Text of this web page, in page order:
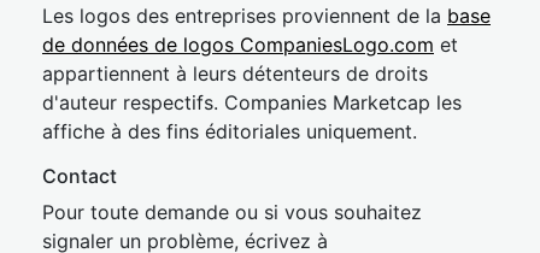
Les logos des entreprises proviennent de la base
de données de logos CompaniesLogo.com et
appartiennent à leurs détenteurs de droits
d'auteur respectifs. Companies Marketcap les
affiche à des fins éditoriales uniquement.
Contact
Pour toute demande ou si vous souhaitez
signaler un problème, écrivez à